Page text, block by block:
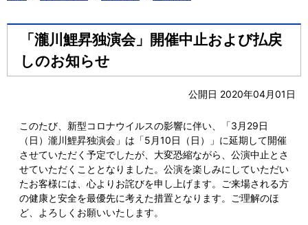
「瀧川鯉昇独演会」開催中止および払戻
しのお知らせ
公開日 2020年04月01日
このたび、新型コロナウイルスの影響に伴い、「3月29日
（日）瀧川鯉昇独演会」は「5月10日（日）」に延期して開催
させていただく予定でしたが、大変恐縮ながら、公演中止とさ
せていただくこととなりました。公演を楽しみにしていただい
たお客様には、心よりお詫びを申し上げます。ご来場される方
の健康と安全を最優先に考えた措置となります。ご理解のほ
ど、よろしくお願いいたします。